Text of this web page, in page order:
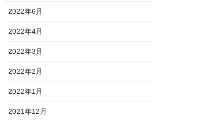
2022年6月
2022年4月
2022年3月
2022年2月
2022年1月
2021年12月